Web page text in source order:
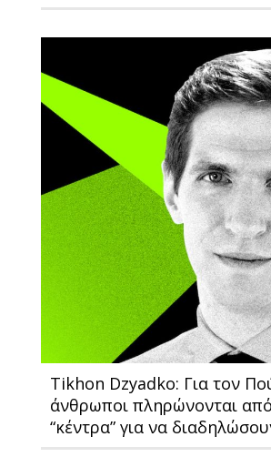
Tikhon Dzyadko: Για τον
άνθρωποι πληρώνονται
“κέντρα” για να